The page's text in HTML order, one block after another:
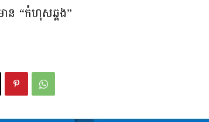
ន “កំហុសឆ្គង”